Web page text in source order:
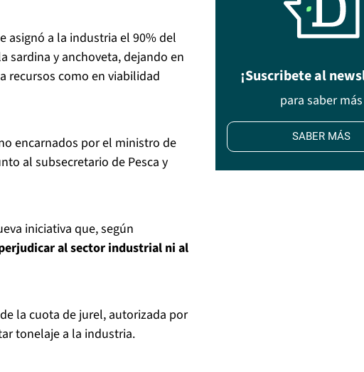
asignó a la industria el 90% del
sardina y anchoveta, dejando en
recursos como en viabilidad
encarnados por el ministro de
al subsecretario de Pesca y
iniciativa que, según
al sector industrial ni al
la cuota de jurel, autorizada por
tonelaje a la industria.
¡Suscribete al
para saber más
SABER MÁS